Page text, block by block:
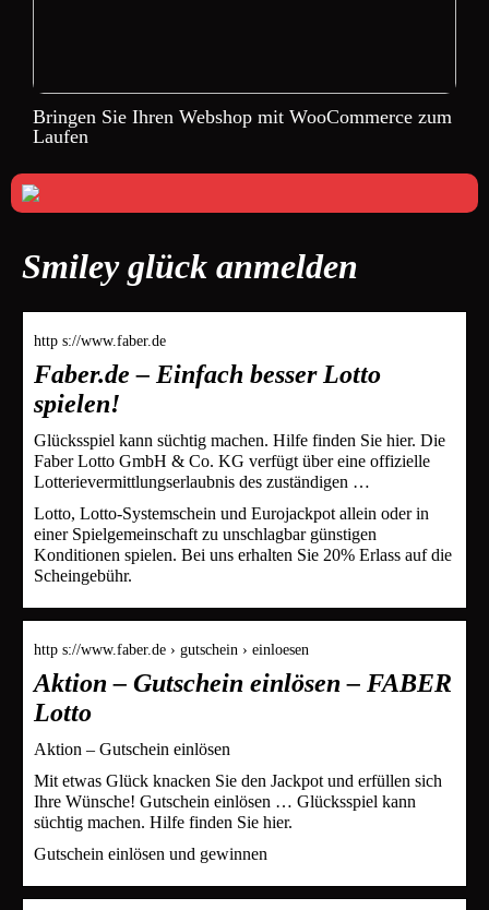
Bringen Sie Ihren Webshop mit WooCommerce zum
Laufen
Smiley glück anmelden
http s://www.faber.de
Faber.de – Einfach besser Lotto
spielen!
Glücksspiel kann süchtig machen. Hilfe finden Sie hier. Die
Faber Lotto GmbH & Co. KG verfügt über eine offizielle
Lotterievermittlungserlaubnis des zuständigen …
Lotto, Lotto-Systemschein und Eurojackpot allein oder in
einer Spielgemeinschaft zu unschlagbar günstigen
Konditionen spielen. Bei uns erhalten Sie 20% Erlass auf die
Scheingebühr.
http s://www.faber.de › gutschein › einloesen
Aktion – Gutschein einlösen – FABER
Lotto
Aktion – Gutschein einlösen
Mit etwas Glück knacken Sie den Jackpot und erfüllen sich
Ihre Wünsche! Gutschein einlösen … Glücksspiel kann
süchtig machen. Hilfe finden Sie hier.
Gutschein einlösen und gewinnen